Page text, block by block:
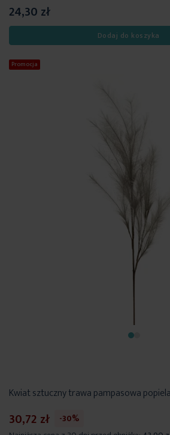
24,30 zł
Dodaj do koszyka
Promocja
Kwiat sztuczny trawa pampasowa
30,72 zł
-30%